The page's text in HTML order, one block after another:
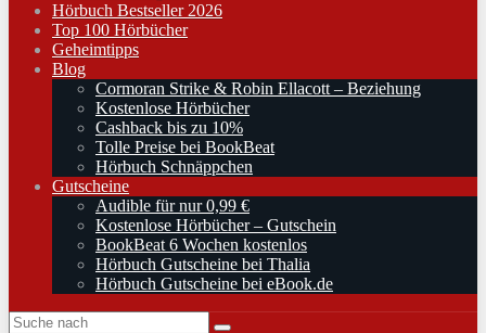
Hörbuch Bestseller 2026
Top 100 Hörbücher
Geheimtipps
Blog
Cormoran Strike & Robin Ellacott – Beziehung
Kostenlose Hörbücher
Cashback bis zu 10%
Tolle Preise bei BookBeat
Hörbuch Schnäppchen
Gutscheine
Audible für nur 0,99 €
Kostenlose Hörbücher – Gutschein
BookBeat 6 Wochen kostenlos
Hörbuch Gutscheine bei Thalia
Hörbuch Gutscheine bei eBook.de